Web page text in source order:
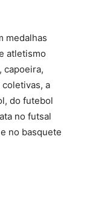
medalhas
atletismo
capoeira,
a
do futebol
no futsal
no basquete